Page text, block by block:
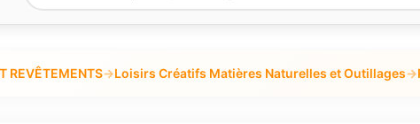
REVÊTEMENTS→Loisirs Créatifs Matières Naturelles et Outillages→